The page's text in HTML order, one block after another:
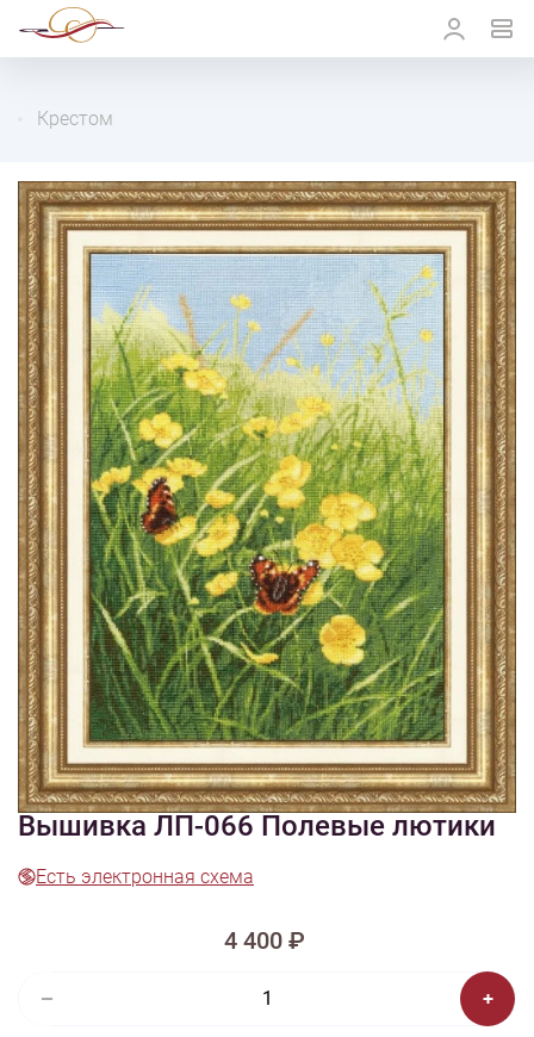
Крестом
1/6
Смотреть видео - обзор
Изображения и цвет представленного товара могут незначительно
отличаться от оригинала продукции, взависимости от разрешения и
настроек вашего монитора, а также условий освещения при съемке
Вышивка ЛП-066 Полевые лютики
Есть электронная схема
4 400 ₽